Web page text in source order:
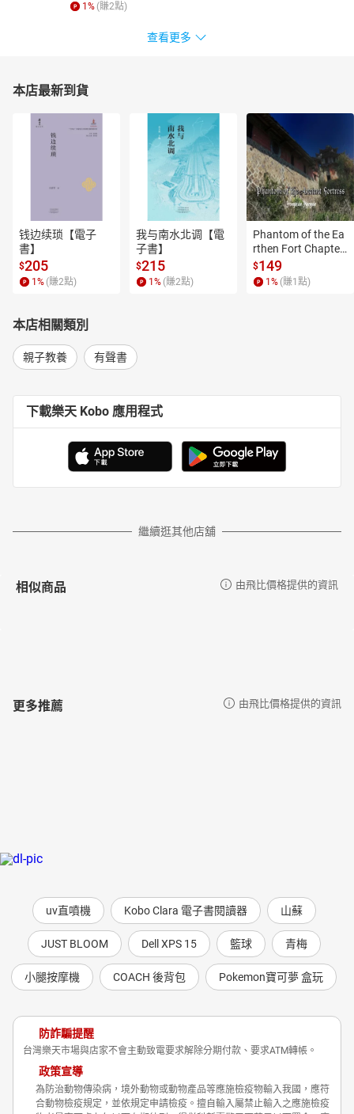
1 % (賺2點)
查看更多
本店最新到貨
钱边续琐【電子
書】
$205
1 % (賺2點)
我与南水北调【電
子書】
$215
1 % (賺2點)
Phantom of the Ea
rthen Fort Chapter
4【有聲書】
$149
1 % (賺1 點)
本店相關類別
親子教養 有聲書
下載樂天 Kobo 應用程式
繼續逛其他店舖
相似商品 由飛比價格提供的資訊
更多推薦 由飛比價格提供的資訊
uv直噴機 Kobo Clara 電子書閱讀器 山蘇
JUST BLOOM Dell XPS 15 籃球 青梅
小腿按摩機 COACH 後背包 Pokemon寶可夢 盒玩
防詐騙提醒
台灣樂天市場與店家不會主動致電要求解除分期付款、要求ATM轉帳。
政策宣導
為防治動物傳染病，境外動物或動物產品等應施檢疫物輸入我國，應符
合動物檢疫規定，並依規定申請檢疫。擅自輸入屬禁止輸入之應施檢疫